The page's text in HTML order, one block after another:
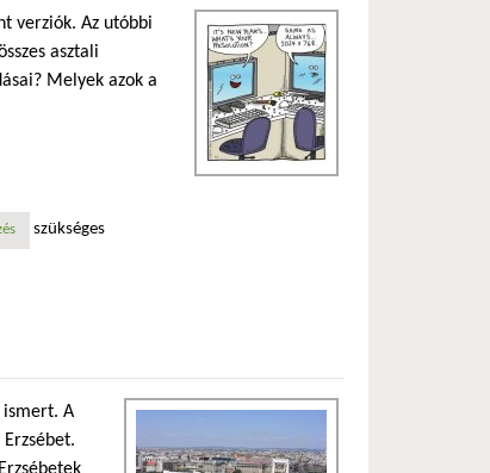
verziók. Az utóbbi
asztali
Melyek azok a
szükséges
ismert. A